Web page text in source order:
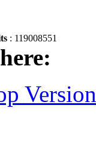
: 119008551
Version